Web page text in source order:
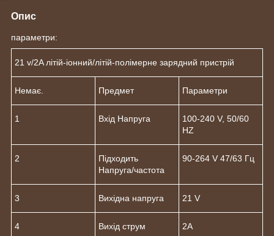
Опис
параметри:
21 v/2A літій-іонний/літій-полімерне зарядний пристрій
Немає. Предмет Параметри
1 Вхід Напруга
100-240 V, 50/60
HZ
2
Підходить
Напруга/частота
90-264 V 47/63 Гц
3 Вихідна напруга 21 V
4 Вихід струм 2A